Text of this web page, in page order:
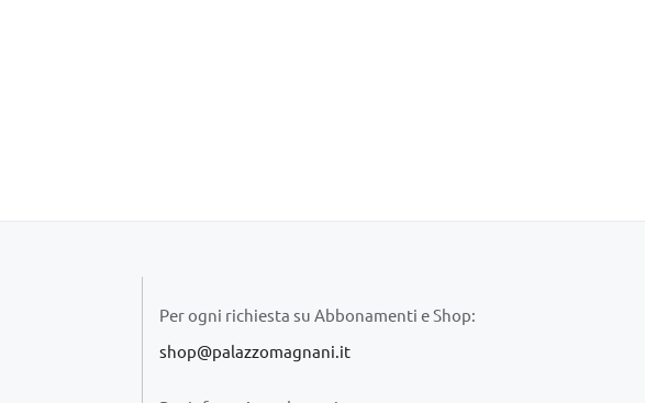
Per ogni richiesta su Abbonamenti e Shop:
shop@palazzomagnani.it